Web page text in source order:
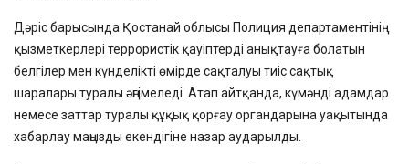
Дәріс барысында Қостанай облысы Полиция департаментінің
қызметкерлері террористік қауіптерді анықтауға болатын
белгілер мен күнделікті өмірде сақталуы тиіс сақтық
шаралары туралы әңгімеледі. Атап айтқанда, күмәнді адамдар
немесе заттар туралы құқық қорғау органдарына уақытында
хабарлау маңызды екендігіне назар аударылды.